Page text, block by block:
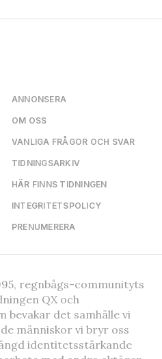
ANNONSERA
OM OSS
VANLIGA FRÅGOR OCH SVAR
TIDNINGSARKIV
HÄR FINNS TIDNINGEN
INTEGRITETSPOLICY
PRENUMERERA
regnbågs-communityts
QX och
bevakar det samhälle vi
människor vi bryr oss
identitetsstärkande